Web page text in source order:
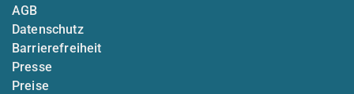
AGB
Datenschutz
Barrierefreiheit
Presse
Preise